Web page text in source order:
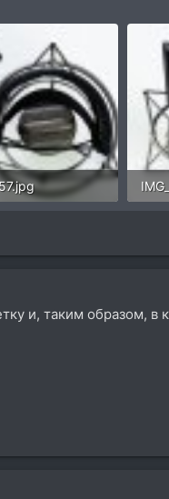
и, таким образом,